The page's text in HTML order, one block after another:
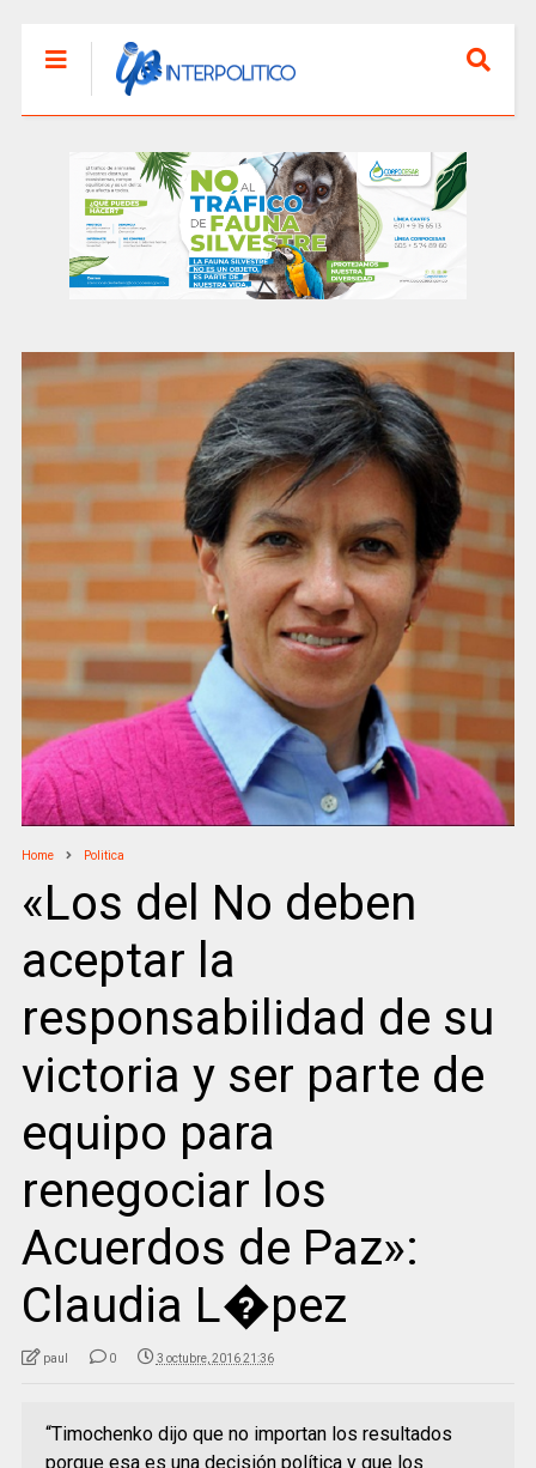
Home Politica
«Los del No deben
aceptar la
responsabilidad de su
victoria y ser parte de
equipo para
renegociar los
Acuerdos de Paz»:
Claudia L�pez
paul 0 3 octubre, 2016 21:36
“Timochenko dijo que no importan los resultados
porque esa es una decisión política y que los